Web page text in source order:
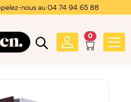
nous au 04 74 94 65 88
0